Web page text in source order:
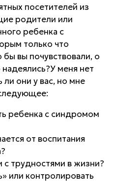
посетителей из
родители или
ребенка с
только что
вы почувствовали, о
меня нет
ли они у вас, но мне
ребенка с синдромом
от воспитания
с трудностями в жизни?
или контролировать